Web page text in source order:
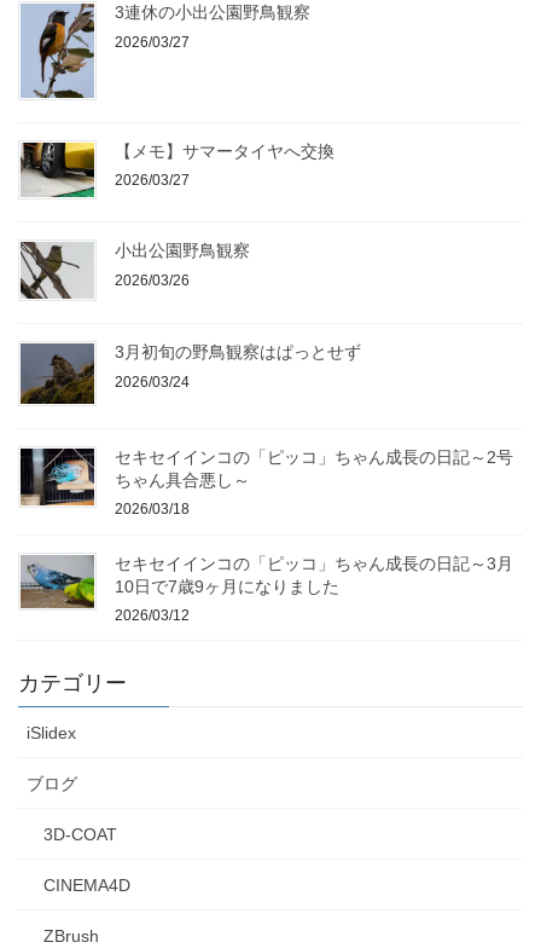
3連休の小出公園野鳥観察
2026/03/27
【メモ】サマータイヤへ交換
2026/03/27
小出公園野鳥観察
2026/03/26
3月初旬の野鳥観察はぱっとせず
2026/03/24
セキセイインコの「ピッコ」ちゃん成長の日記～2号
ちゃん具合悪し～
2026/03/18
セキセイインコの「ピッコ」ちゃん成長の日記～3月
10日で7歳9ヶ月になりました
2026/03/12
カテゴリー
iSlidex
ブログ
3D-COAT
CINEMA4D
ZBrush